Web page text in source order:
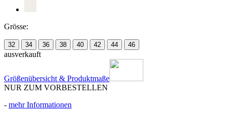
Grösse:
32 34 36 38 40 42 44 46
ausverkauft
Größenübersicht & Produktmaße
NUR ZUM VORBESTELLEN
- mehr Informationen